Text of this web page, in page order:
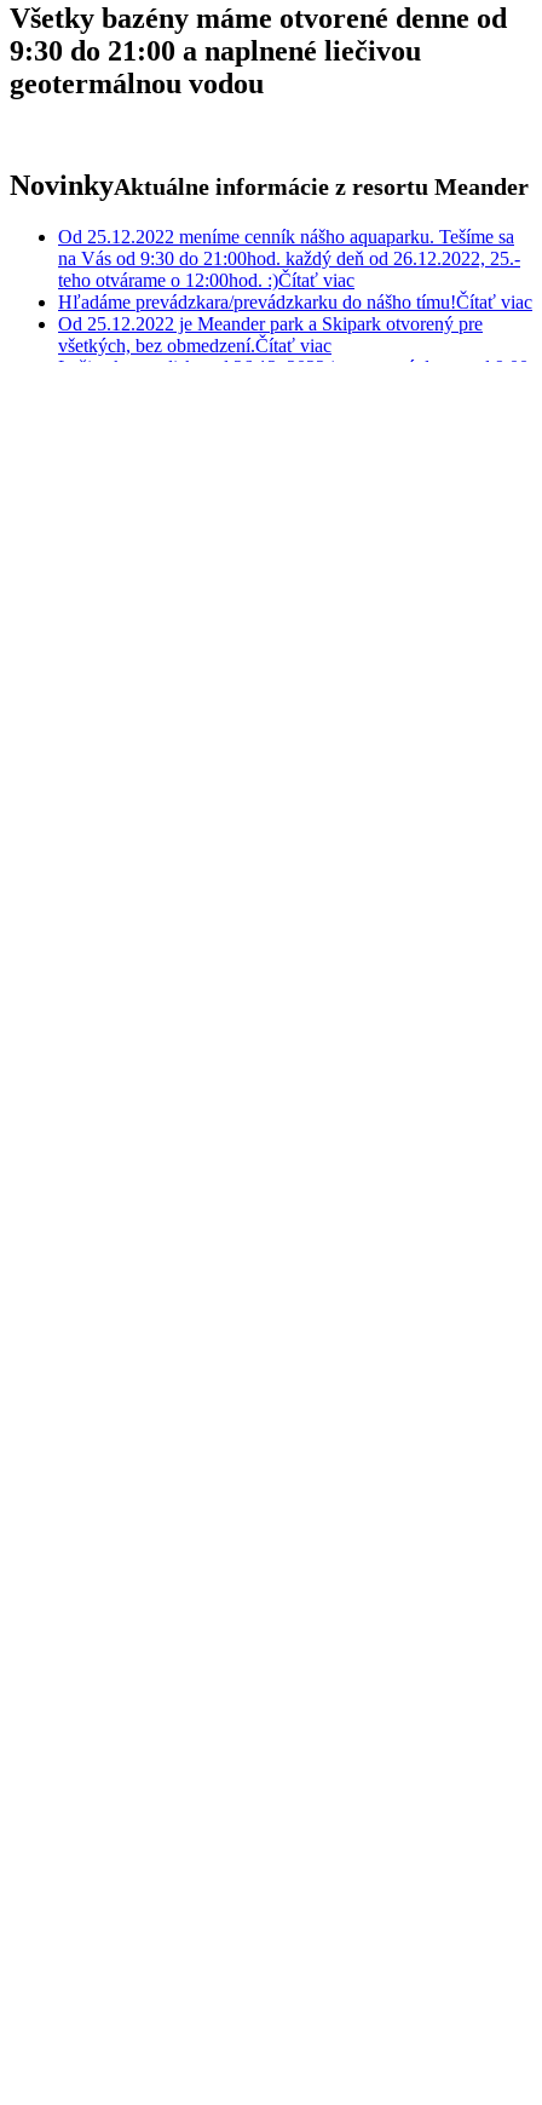
Všetky bazény máme otvorené denne od
9:30 do 21:00 a naplnené liečivou
geotermálnou vodou
NovinkyAktuálne informácie z resortu Meander
Od 25.12.2022 meníme cenník nášho aquaparku. Tešíme sa
na Vás od 9:30 do 21:00hod. každý deň od 26.12.2022, 25.-
teho otvárame o 12:00hod. :)Čítať viac
Hľadáme prevádzkara/prevádzkarku do nášho tímu!Čítať viac
Od 25.12.2022 je Meander park a Skipark otvorený pre
všetkých, bez obmedzení.Čítať viac
Lyžiarske stredisko od 26.12. 2022 je otvorené denne od 9:00